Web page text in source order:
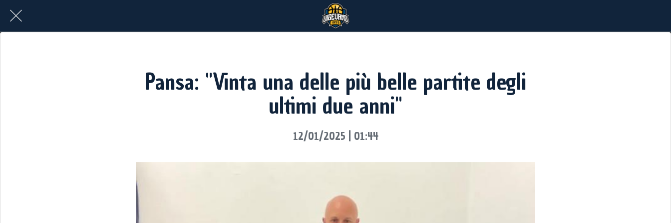
Pansa: "Vinta una delle più belle partite degli
ultimi due anni"
12/01/2025 | 01:44